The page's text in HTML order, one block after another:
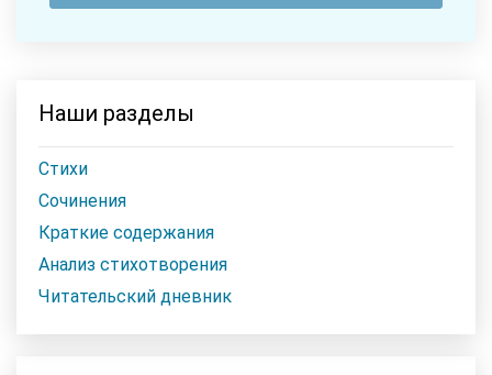
Наши разделы
Стихи
Сочинения
Краткие содержания
Анализ стихотворения
Читательский дневник